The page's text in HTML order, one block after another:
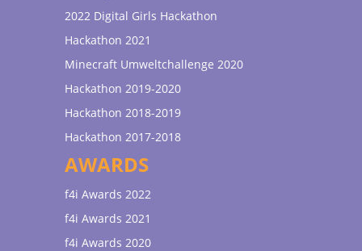
2022 Digital Girls Hackathon
Hackathon 2021
Minecraft Umweltchallenge 2020
Hackathon 2019-2020
Hackathon 2018-2019
Hackathon 2017-2018
AWARDS
f4i Awards 2022
f4i Awards 2021
f4i Awards 2020